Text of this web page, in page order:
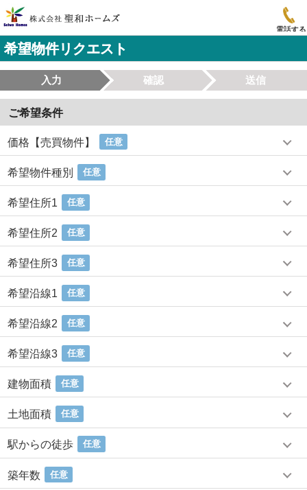
電話する
希望物件リクエスト
入力 確認 送信
ご希望条件
価格【売買物件】 任意
希望物件種別 任意
希望住所1 任意
希望住所2 任意
希望住所3 任意
希望沿線1 任意
希望沿線2 任意
希望沿線3 任意
建物面積 任意
土地面積 任意
駅からの徒歩 任意
築年数 任意